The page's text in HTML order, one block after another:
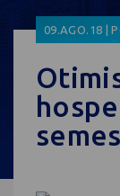
09.AGO.18 |